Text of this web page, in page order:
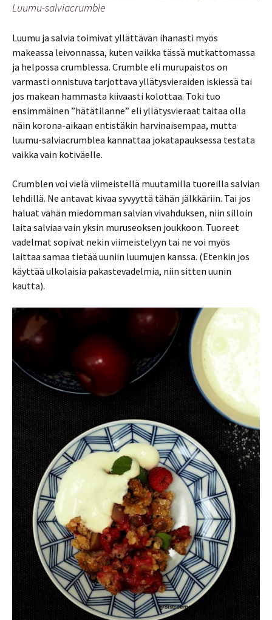
Luumu-salviacrumble
Luumu ja salvia toimivat yllättävän ihanasti myös
makeassa leivonnassa, kuten vaikka tässä mutkattomassa
ja helpossa crumblessa. Crumble eli murupaistos on
varmasti onnistuva tarjottava yllätysvieraiden iskiessä tai
jos makean hammasta kiivaasti kolottaa. Toki tuo
ensimmäinen ”hätätilanne” eli yllätysvieraat taitaa olla
näin korona-aikaan entistäkin harvinaisempaa, mutta
luumu-salviacrumblea kannattaa jokatapauksessa testata
vaikka vain kotiväelle.
Crumblen voi vielä viimeistellä muutamilla tuoreilla salvian
lehdillä. Ne antavat kivaa syvyyttä tähän jälkkäriin. Tai jos
haluat vähän miedomman salvian vivahduksen, niin silloin
laita salviaa vain yksin muruseoksen joukkoon. Tuoreet
vadelmat sopivat nekin viimeistelyyn tai ne voi myös
laittaa samaa tietää uuniin luumujen kanssa. (Etenkin jos
käyttää ulkolaisia pakastevadelmia, niin sitten uunin
kautta).